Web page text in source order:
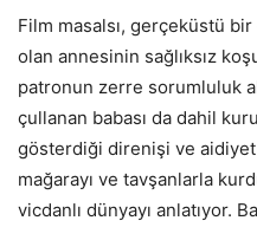
Film masalsı, gerçeküstü bir
olan annesinin sağlıksız
patronun zerre sorumluluk
çullanan babası da dahil
gösterdiği direnişi ve aidiyet
mağarayı ve tavşanlarla
vicdanlı dünyayı anlatıyor.